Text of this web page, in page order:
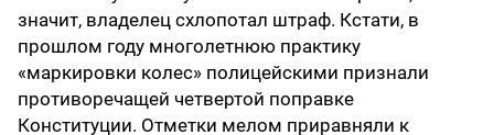
значит, владелец схлопотал штраф. Кстати, в
прошлом году многолетнюю практику
«маркировки колес» полицейскими признали
противоречащей четвертой поправке
Конституции. Отметки мелом приравняли к